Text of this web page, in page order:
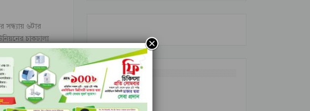
সন্ধ্যায় ৬টার
চাকঢালা
প্রেরণকরেছে
বিষ্ফোরণে
বলেন, স্থানীয়
আন্তর্জাতিক